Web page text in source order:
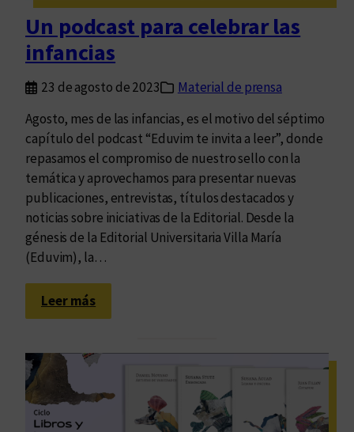
t
i
Un podcast para celebrar las
infancias
23 de agosto de 2023
Material de prensa
Agosto, mes de las infancias, es el motivo del séptimo
capítulo del podcast “Eduvim te invita a leer”, donde
repasamos el compromiso de nuestro sello con la
temática y aprovechamos para presentar nuevas
publicaciones, entrevistas, títulos destacados y
noticias sobre iniciativas de la Editorial. Desde la
génesis de la Editorial Universitaria Villa María
(Eduvim), la…
Leer más:
U
p
d